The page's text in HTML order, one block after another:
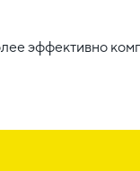
эффективно